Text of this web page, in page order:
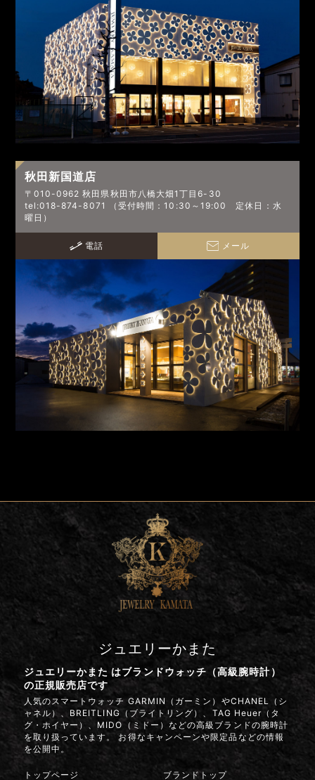
秋田新国道店
〒010-0962 秋田県秋田市八橋大畑1丁目6-30
tel:018-874-8071 （受付時間：10:30～19:00 定休日：水
曜日）
電話 メール
ジュエリーかまた
ジュエリーかまた はブランドウォッチ（高級腕時計）
の正規販売店です
人気のスマートウォッチ GARMIN（ガーミン）やCHANEL（シ
ャネル）、BREITLING（ブライトリング）、TAG Heuer（タ
グ・ホイヤー）、MIDO（ミドー）などの高級ブランドの腕時計
を取り扱っています。 お得なキャンペーンや限定品などの情報
を公開中。
トップページ ブランドトップ